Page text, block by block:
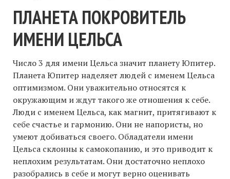
ПЛАНЕТА ПОКРОВИТЕЛЬ
ИМЕНИ ЦЕЛЬСА
Число 3 для имени Цельса значит планету Юпитер.
Планета Юпитер наделяет людей с именем Цельса
оптимизмом. Они уважительно относятся к
окружающим и ждут такого же отношения к себе.
Люди с именем Цельса, как магнит, притягивают к
себе счастье и гармонию. Они не напористы, но
умеют добиваться своего. Обладатели имени
Цельса склонны к самокопанию, и это приводит к
неплохим результатам. Они достаточно неплохо
разобрались в себе и могут верно оценивать